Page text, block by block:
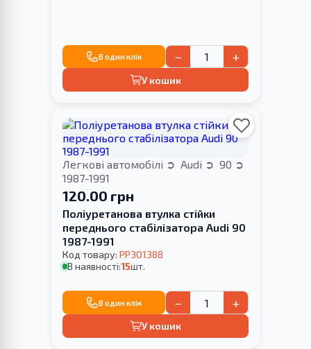
В один клік − +
У кошик
Легкові автомобілі Audi
90
1987-1991
120.00 грн
Поліуретанова втулка стійки
переднього стабілізатора Audi 90
1987-1991
Код товару: PP301388
В наявності:15шт.
В один клік − +
У кошик